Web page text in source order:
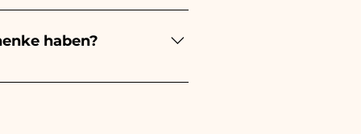
kümmern müssen.
haben?
an, außerdem